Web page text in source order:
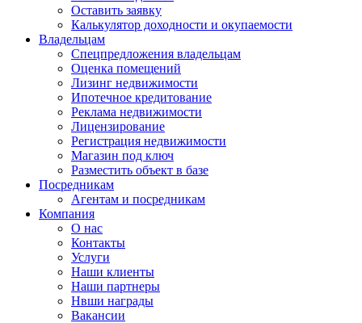
Оставить заявку
Калькулятор доходности и окупаемости
Владельцам
Спецпредложения владельцам
Оценка помещений
Лизинг недвижимости
Ипотечное кредитование
Реклама недвижимости
Лицензирование
Регистрация недвижимости
Магазин под ключ
Разместить объект в базе
Посредникам
Агентам и посредникам
Компания
О нас
Контакты
Услуги
Наши клиенты
Наши партнеры
Нвши награды
Вакансии